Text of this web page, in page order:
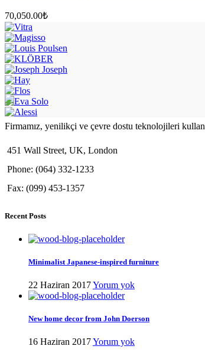
70,050.00₺
Firmamız, yenilikçi ve çevre dostu teknolojileri
451 Wall Street, UK, London
Phone: (064) 332-1233
Fax: (099) 453-1357
Recent Posts
Minimalist Japanese-inspired furniture
22 Haziran 2017Yorum yok
New home decor from John Doerson
16 Haziran 2017Yorum yok